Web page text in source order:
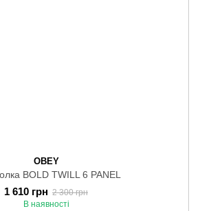
OBEY
BOLD TWILL 6 PANEL
1 610 грн 2 300 грн
В наявності